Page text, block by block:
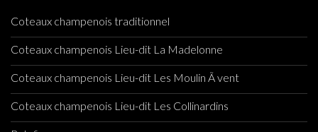
Coteaux champenois traditionnel
Coteaux champenois Lieu-dit La Madelonne
Coteaux champenois Lieu-dit Les Moulin Ã vent
Coteaux champenois Lieu-dit Les Collinardins